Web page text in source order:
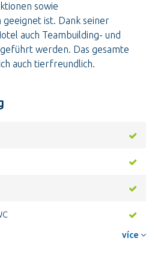
sowie
ist. Dank seiner
auch Teambuilding- und
werden. Das gesamte
auch tierfreundlich.
více